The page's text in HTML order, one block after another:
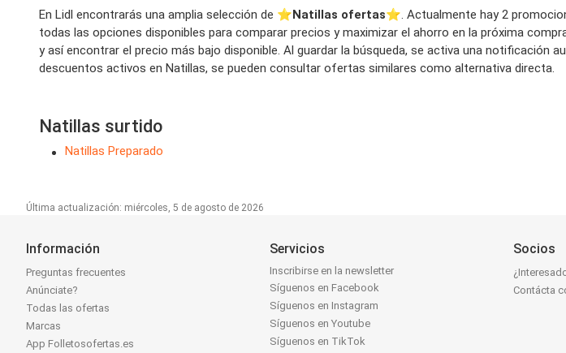
En Lidl encontrarás una amplia selección de ⭐️Natillas ofertas⭐️. Actualmente hay 2
todas las opciones disponibles para comparar precios y maximizar el ahorro en la próxima
y así encontrar el precio más bajo disponible. Al guardar la búsqueda, se activa una
descuentos activos en Natillas, se pueden consultar ofertas similares como alternativa directa.
Natillas surtido
Natillas Preparado
Última actualización: miércoles, 5 de agosto de 2026
Información
Preguntas frecuentes
Anúnciate?
Todas las ofertas
Marcas
App Folletosofertas.es
Servicios
Inscribirse en la newsletter
Síguenos en Facebook
Síguenos en Instagram
Síguenos en Youtube
Síguenos en TikTok
Socios
Contácta